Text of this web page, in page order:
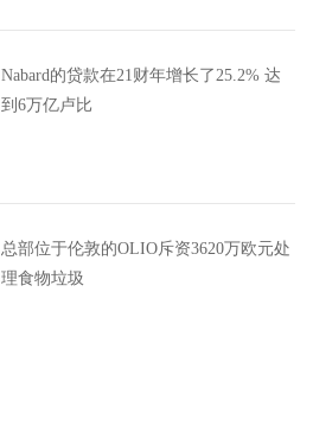
Nabard的贷款在21财年增长了25.2% 达
到6万亿卢比
总部位于伦敦的OLIO斥资3620万欧元处
理食物垃圾